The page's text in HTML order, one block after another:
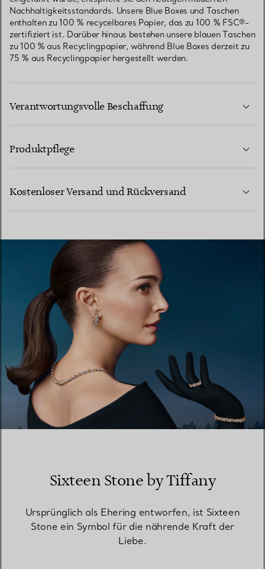
Nachhaltigkeitsstandards. Unsere Blue Boxes und Taschen
enthalten zu 100 % recycelbares Papier, das zu 100 % FSC®-
zertifiziert ist. Darüber hinaus bestehen unsere blauen Taschen
zu 100 % aus Recyclingpapier, während Blue Boxes derzeit zu
75 % aus Recyclingpapier hergestellt werden.
Verantwortungsvolle Beschaffung
Produktpflege
Kostenloser Versand und Rückversand
MEHR ERFAHREN
Sixteen Stone by Tiffany
Ursprünglich als Ehering entworfen, ist Sixteen
Stone ein Symbol für die nährende Kraft der
Liebe.